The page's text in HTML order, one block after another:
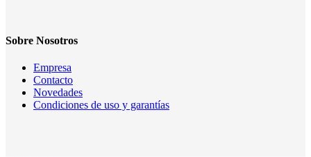
Sobre Nosotros
Empresa
Contacto
Novedades
Condiciones de uso y garantías